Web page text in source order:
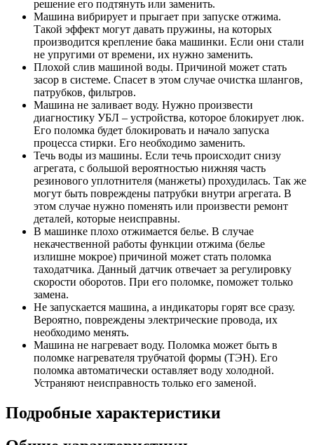
решение его подтянуть или заменить.
Машина вибрирует и прыгает при запуске отжима.
Такой эффект могут давать пружины, на которых
производится крепление бака машинки. Если они стали
не упругими от времени, их нужно заменить.
Плохой слив машиной воды. Причиной может стать
засор в системе. Спасет в этом случае очистка шлангов,
патрубков, фильтров.
Машина не заливает воду. Нужно произвести
диагностику УБЛ – устройства, которое блокирует люк.
Его поломка будет блокировать и начало запуска
процесса стирки. Его необходимо заменить.
Течь воды из машины. Если течь происходит снизу
агрегата, с большой вероятностью нижняя часть
резинового уплотнителя (манжеты) прохудилась. Так же
могут быть повреждены патрубки внутри агрегата. В
этом случае нужно поменять или произвести ремонт
деталей, которые неисправны.
В машинке плохо отжимается белье. В случае
некачественной работы функции отжима (белье
излишне мокрое) причиной может стать поломка
таходатчика. Данный датчик отвечает за регулировку
скорости оборотов. При его поломке, поможет только
замена.
Не запускается машина, а индикаторы горят все сразу.
Вероятно, повреждены электрические провода, их
необходимо менять.
Машина не нагревает воду. Поломка может быть в
поломке нагревателя трубчатой формы (ТЭН). Его
поломка автоматически оставляет воду холодной.
Устраняют неисправность только его заменой.
Подробные характеристики